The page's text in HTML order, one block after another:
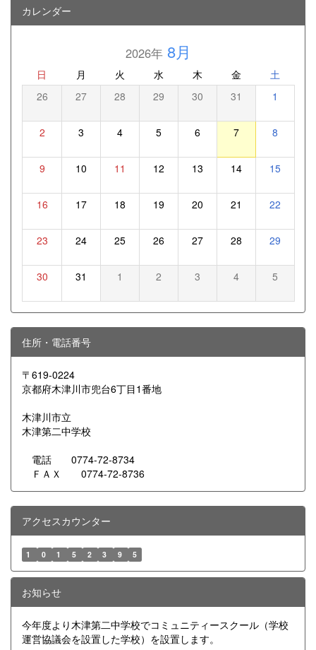
カレンダー
2026年8月
日 月 火 水 木 金 土
26 27 28 29 30 31 1
2 3 4 5 6 7 8
9 10 11 12 13 14 15
16 17 18 19 20 21 22
23 24 25 26 27 28 29
30 31 1 2 3 4 5
住所・電話番号
〒619-0224
京都府木津川市兜台6丁目1番地
木津川市立
木津第二中学校
電話 0774-72-8734
ＦＡＸ 0774-72-8736
アクセスカウンター
1 0 1 5 2 3 9 5
お知らせ
今年度より木津第二中学校でコミュニティースクール（学校
運営協議会を設置した学校）を設置します。